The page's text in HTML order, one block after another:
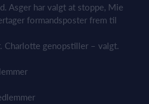
Asger har valgt at stoppe, Mie
formandsposter frem til
Charlotte genopstiller – valgt.